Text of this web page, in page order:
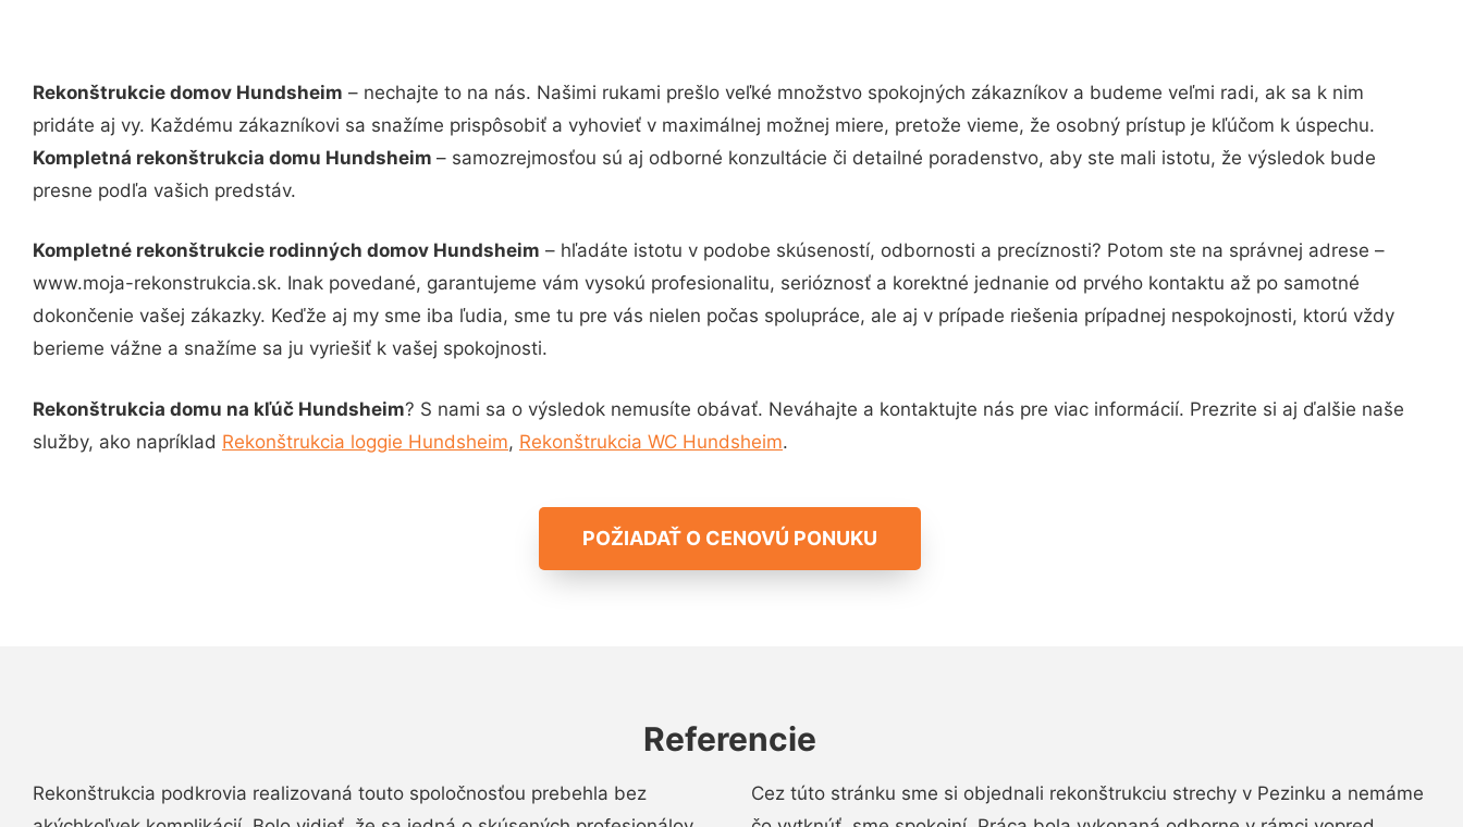
Rekonštrukcie domov Hundsheim – nechajte to na nás. Našimi rukami prešlo veľké množstvo spokojných zákazníkov a budeme veľmi radi, ak sa k nim
pridáte aj vy. Každému zákazníkovi sa snažíme prispôsobiť a vyhovieť v maximálnej možnej miere, pretože vieme, že osobný prístup je kľúčom k úspechu.
Kompletná rekonštrukcia domu Hundsheim – samozrejmosťou sú aj odborné konzultácie či detailné poradenstvo, aby ste mali istotu, že výsledok bude
presne podľa vašich predstáv.
Kompletné rekonštrukcie rodinných domov Hundsheim – hľadáte istotu v podobe skúseností, odbornosti a precíznosti? Potom ste na správnej adrese –
www.moja-rekonstrukcia.sk. Inak povedané, garantujeme vám vysokú profesionalitu, serióznosť a korektné jednanie od prvého kontaktu až po samotné
dokončenie vašej zákazky. Keďže aj my sme iba ľudia, sme tu pre vás nielen počas spolupráce, ale aj v prípade riešenia prípadnej nespokojnosti, ktorú vždy
berieme vážne a snažíme sa ju vyriešiť k vašej spokojnosti.
Rekonštrukcia domu na kľúč Hundsheim? S nami sa o výsledok nemusíte obávať. Neváhajte a kontaktujte nás pre viac informácií. Prezrite si aj ďalšie naše
služby, ako napríklad Rekonštrukcia loggie Hundsheim, Rekonštrukcia WC Hundsheim.
POŽIADAŤ O CENOVÚ PONUKU
Referencie
Rekonštrukcia podkrovia realizovaná touto spoločnosťou prebehla bez
Cez túto stránku sme si objednali rekonštrukciu strechy v Pezinku a nemáme